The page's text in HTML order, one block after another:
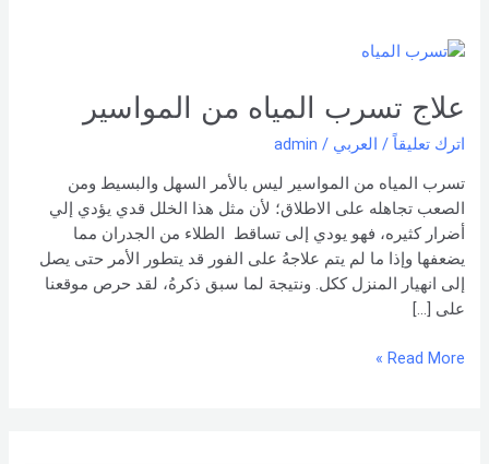
علاج تسرب المياه من المواسير
اترك تعليقاً / العربي /
admin
تسرب المياه من المواسير ليس بالأمر السهل والبسيط ومن
الصعب تجاهله على الاطلاق؛ لأن مثل هذا الخلل قدي يؤدي إلي
أضرار كثيره، فهو يودي إلى تساقط الطلاء من الجدران مما
يضعفها وإذا ما لم يتم علاجهُ على الفور قد يتطور الأمر حتى يصل
إلى انهيار المنزل ككل. ونتيجة لما سبق ذكرهُ، لقد حرص موقعنا
على […]
علاج
المياه
المواسير
Read More »